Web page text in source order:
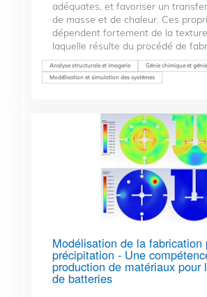
adéquates, et favoriser un
de masse et de chaleur. Ces
dépendent fortement de la
laquelle résulte du procédé de
Analyse structurale et imagerie
Génie chimique et
Modélisation et simulation des systèmes
Modélisation de la fabrication
précipitation - Une
production de matériaux pour
de batteries